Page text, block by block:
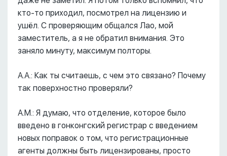
кто-то приходил, посмотрел на лицензию и
ушёл. С проверяющим общался Лао, мой
заместитель, а я не обратил внимания. Это
заняло минуту, максимум полторы.
А.А.: Как ты считаешь, с чем это связано? Почему
так поверхностно проверяли?
А.М.: Я думаю, что отделение, которое было
введено в гонконгский регистрар с введением
новых поправок о том, что регистрационные
агенты должны быть лицензированы, просто